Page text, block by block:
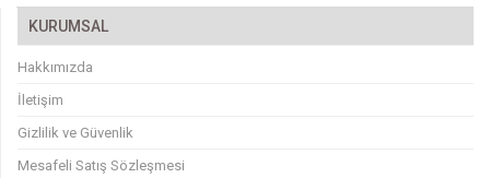
KURUMSAL
Hakkımızda
İletişim
Gizlilik ve Güvenlik
Mesafeli Satış Sözleşmesi